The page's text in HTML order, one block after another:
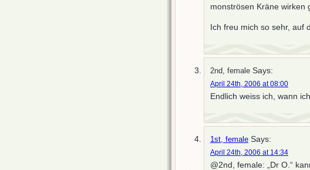
monströsen Kräne wirken
Ich freu mich so sehr, auf
2nd, female Says:
April 24th, 2006 at 08:00
Endlich weiss ich, wann
1st, female Says:
April 24th, 2006 at 14:34
@2nd, female: „Dr O.“